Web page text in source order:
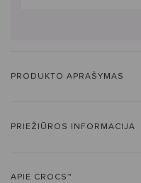
PRODUKTO APRAŠYMAS
PRIEŽIŪROS INFORMACIJA
APIE CROCS™